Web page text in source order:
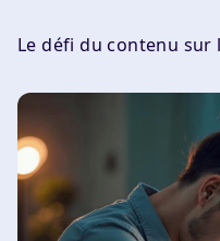
Le défi du contenu sur